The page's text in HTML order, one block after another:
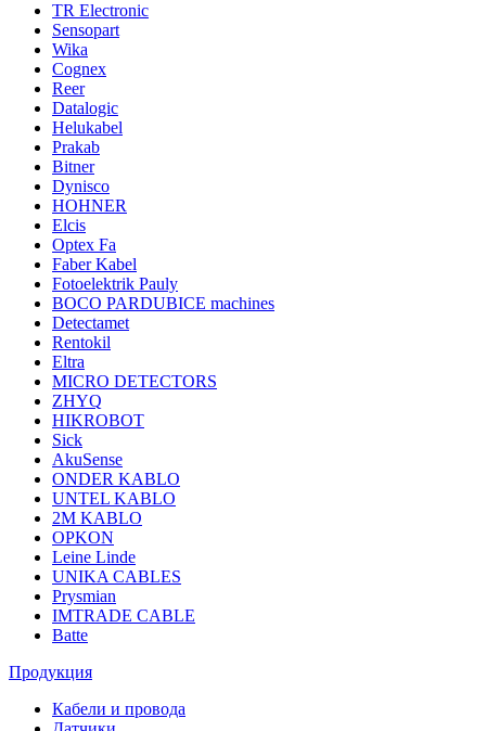
TR Electronic
Sensopart
Wika
Cognex
Reer
Datalogic
Helukabel
Prakab
Bitner
Dynisco
HOHNER
Elcis
Optex Fa
Faber Kabel
Fotoelektrik Pauly
BOCO PARDUBICE machines
Detectamet
Rentokil
Eltra
MICRO DETECTORS
ZHYQ
HIKROBOT
Sick
AkuSense
ONDER KABLO
UNTEL KABLO
2M KABLO
OPKON
Leine Linde
UNIKA CABLES
Prysmian
IMTRADE CABLE
Batte
Продукция
Кабели и провода